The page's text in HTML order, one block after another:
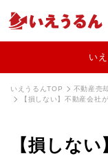
い
いえうるんTOP
不動産売
【損しない】不動産会社
【損しな